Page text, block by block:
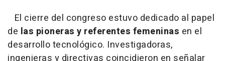
El cierre del congreso estuvo dedicado al papel
de las pioneras y referentes femeninas en el
desarrollo tecnológico. Investigadoras,